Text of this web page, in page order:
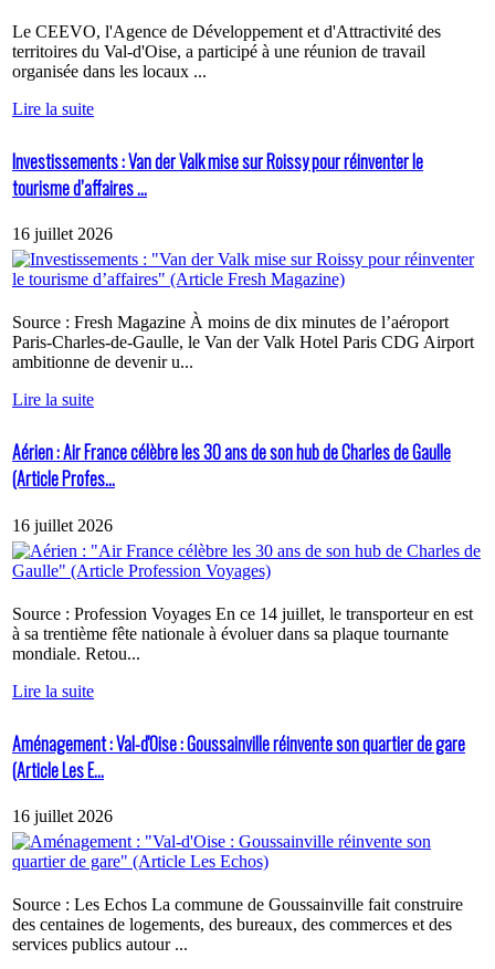
Le CEEVO, l'Agence de Développement et d'Attractivité des
territoires du Val-d'Oise, a participé à une réunion de travail
organisée dans les locaux ...
Lire la suite
Investissements : Van der Valk mise sur Roissy pour réinventer le
tourisme d’affaires ...
16 juillet 2026
Source : Fresh Magazine À moins de dix minutes de l’aéroport
Paris-Charles-de-Gaulle, le Van der Valk Hotel Paris CDG Airport
ambitionne de devenir u...
Lire la suite
Aérien : Air France célèbre les 30 ans de son hub de Charles de Gaulle
(Article Profes...
16 juillet 2026
Source : Profession Voyages En ce 14 juillet, le transporteur en est
à sa trentième fête nationale à évoluer dans sa plaque tournante
mondiale. Retou...
Lire la suite
Aménagement : Val-d'Oise : Goussainville réinvente son quartier de gare
(Article Les E...
16 juillet 2026
Source : Les Echos La commune de Goussainville fait construire
des centaines de logements, des bureaux, des commerces et des
services publics autour ...